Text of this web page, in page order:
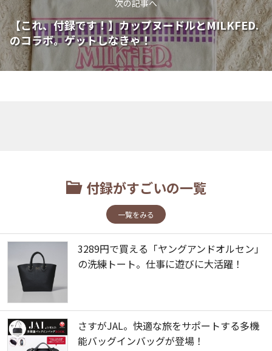
次の記事へ
【これ、付録です！】カップヌードルとMILKFED.
のコラボ。ゲットしなきゃ！
付録がすごいの一覧
一覧をみる
3289円で買える「ヤングアンドオルセン」
の洗練トート。仕事に遊びに大活躍！
さすがJAL。快適な旅をサポートする多機
能バッグインバッグが登場！